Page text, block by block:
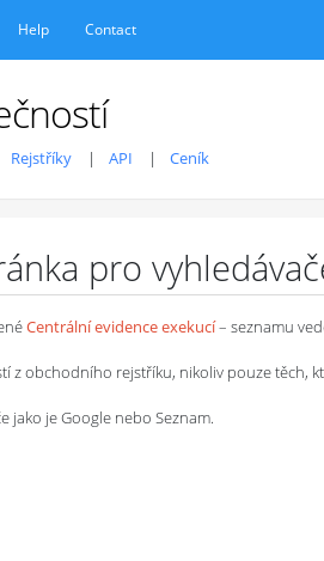
Help Contact
Rejstříky API Ceník
pro
Centrální evidence exekucí– seznamu
z obchodního rejstříku, nikoliv pouze
jako je Google nebo Seznam.